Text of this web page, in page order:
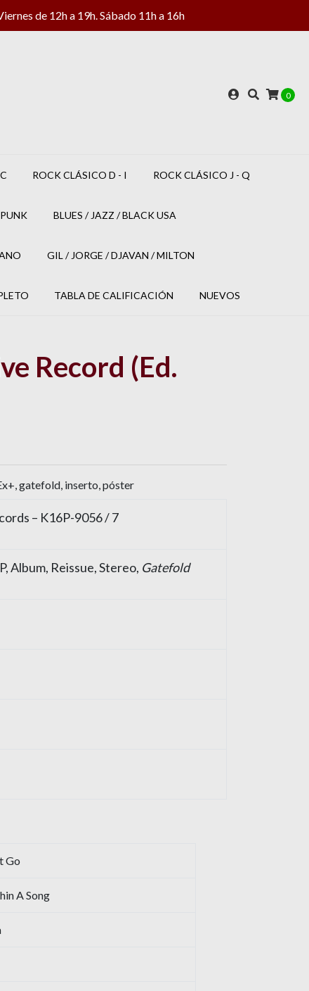
de 12h a 19h. Sábado 11h a 16h
0
ROCK CLÁSICO D - I ROCK CLÁSICO J - Q
BLUES / JAZZ / BLACK USA
GIL / JORGE / DJAVAN / MILTON
TABLA DE CALIFICACIÓN NUEVOS
Record (Ed.
gatefold, inserto, póster
– K16P-9056 / 7
Album, Reissue, Stereo, Gatefold
Go
A Song